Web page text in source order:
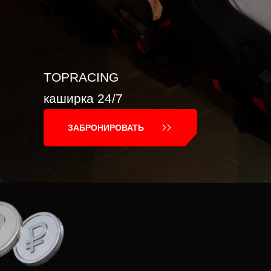
TOPRACING
каширка 24/7
ЗАБРОНИРОВАТЬ